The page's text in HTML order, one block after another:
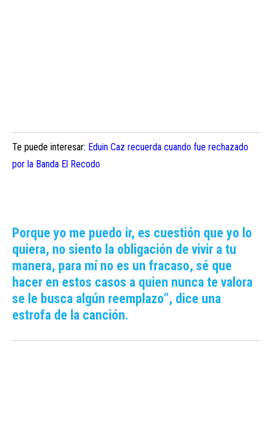
Te puede interesar: Eduin Caz recuerda cuando fue rechazado
por la Banda El Recodo
Porque yo me puedo ir, es cuestión que yo lo
quiera, no siento la obligación de vivir a tu
manera, para mí no es un fracaso, sé que
hacer en estos casos a quien nunca te valora
se le busca algún reemplazo”, dice una
estrofa de la canción.